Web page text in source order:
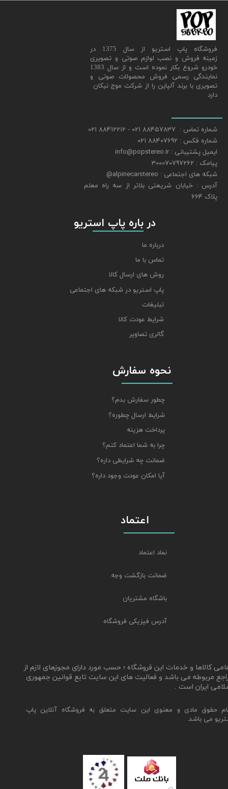
​فروشگاه پاپ استریو از سال 1375 در
زمینه فروش و نصب لوازم صوتی و تصویری
خودرو شروع بکار نموده است و از سال 1383
نمایندگی رسمی فروش محصولات صوتی و
تصویری با برند آلپاین را از شرکت موج نیکان
دارد
شماره تماس : 88457837 021 - 88412212 021
شماره فکس : 88407692 021
ایمیل پشتیبانی : info@popstereo.ir
پیامک : 300070797262
شبکه های اجتماعی : alpinecarstereo@
​​​​​​​آدرس : خیابان شریعتی بلاتر از سه راه معلم
پلاک 664
نحوه سفارش
چطور سفارش بدم؟
شرایط ارسال چطوره؟
پرداخت هزینه
چرا به شما اعتماد کنم؟
ضمانت چه شرایطی داره؟
آیا امکان عودت وجود داره؟
حقوق مادی و معنوی این سایت متعلق به فروشگاه آنلاین پاپ
می باشد.
اعتماد
نماد اعتماد
ضمانت بازگشت وجه
باشگاه مشتریان
آدرس فیزیکی فروشگاه
​​​​​​​ در باره پاپ استریو
درباره ما
تماس با ما
روش های ارسال کالا
پاپ استریو در شبکه های اجتماعی
تبلیغات
شرایط عودت کالا
گالری تصاویر
کالاها و خدمات این فروشگاه ؛ حسب مورد دارای مجوزهای لازم از
مربوطه می باشد و فعالیت های این سایت تابع قوانین جمهوری
ایران است .